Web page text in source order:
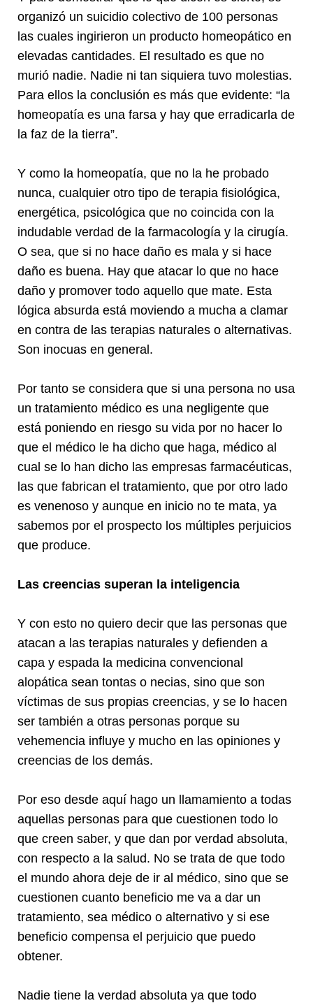
organizó un suicidio colectivo de 100 personas
las cuales ingirieron un producto homeopático en
elevadas cantidades. El resultado es que no
murió nadie. Nadie ni tan siquiera tuvo molestias.
Para ellos la conclusión es más que evidente: “la
homeopatía es una farsa y hay que erradicarla de
la faz de la tierra”.
Y como la homeopatía, que no la he probado
nunca, cualquier otro tipo de terapia fisiológica,
energética, psicológica que no coincida con la
indudable verdad de la farmacología y la cirugía.
O sea, que si no hace daño es mala y si hace
daño es buena. Hay que atacar lo que no hace
daño y promover todo aquello que mate. Esta
lógica absurda está moviendo a mucha a clamar
en contra de las terapias naturales o alternativas.
Son inocuas en general.
Por tanto se considera que si una persona no usa
un tratamiento médico es una negligente que
está poniendo en riesgo su vida por no hacer lo
que el médico le ha dicho que haga, médico al
cual se lo han dicho las empresas farmacéuticas,
las que fabrican el tratamiento, que por otro lado
es venenoso y aunque en inicio no te mata, ya
sabemos por el prospecto los múltiples perjuicios
que produce.
Las creencias superan la inteligencia
Y con esto no quiero decir que las personas que
atacan a las terapias naturales y defienden a
capa y espada la medicina convencional
alopática sean tontas o necias, sino que son
víctimas de sus propias creencias, y se lo hacen
ser también a otras personas porque su
vehemencia influye y mucho en las opiniones y
creencias de los demás.
Por eso desde aquí hago un llamamiento a todas
aquellas personas para que cuestionen todo lo
que creen saber, y que dan por verdad absoluta,
con respecto a la salud. No se trata de que todo
el mundo ahora deje de ir al médico, sino que se
cuestionen cuanto beneficio me va a dar un
tratamiento, sea médico o alternativo y si ese
beneficio compensa el perjuicio que puedo
obtener.
Nadie tiene la verdad absoluta ya que todo